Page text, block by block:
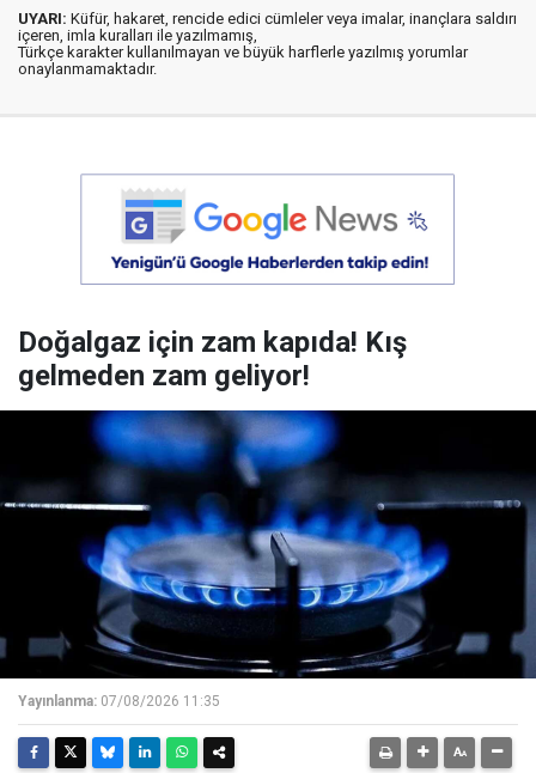
UYARI: Küfür, hakaret, rencide edici cümleler veya imalar, inançlara saldırı
içeren, imla kuralları ile yazılmamış,
Türkçe karakter kullanılmayan ve büyük harflerle yazılmış yorumlar
onaylanmamaktadır.
Doğalgaz için zam kapıda! Kış
gelmeden zam geliyor!
Yayınlanma: 07/08/2026 11:35